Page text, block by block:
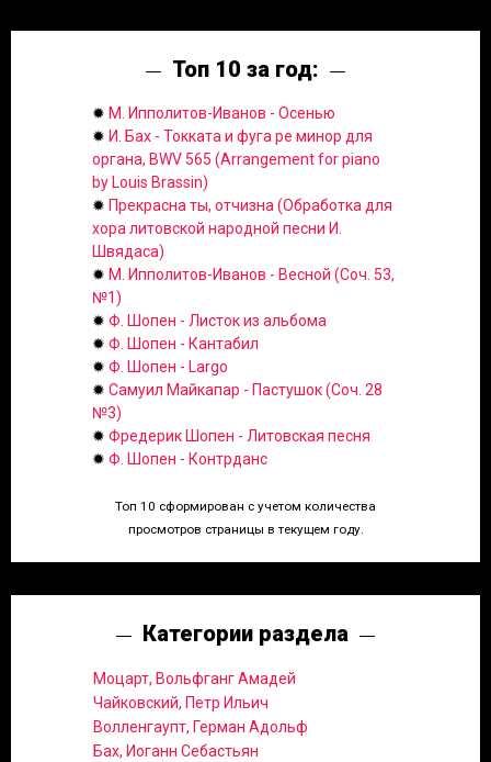
Топ 10 за год:
✹ М. Ипполитов-Иванов - Осенью
✹ И. Бах - Токката и фуга ре минор для
органа, BWV 565 (Arrangement for piano
by Louis Brassin)
✹ Прекрасна ты, отчизна (Обработка для
хора литовской народной песни И.
Швядаса)
✹ М. Ипполитов-Иванов - Весной (Соч. 53,
№1)
✹ Ф. Шопен - Листок из альбома
✹ Ф. Шопен - Кантабил
✹ Ф. Шопен - Largo
✹ Самуил Майкапар - Пастушок (Соч. 28
№3)
✹ Фредерик Шопен - Литовская песня
✹ Ф. Шопен - Контрданс
Топ 10 сформирован с учетом количества
просмотров страницы в текущем году.
Категории раздела
Моцарт, Вольфганг Амадей
Чайковский, Петр Ильич
Волленгаупт, Герман Адольф
Бах, Иоганн Себастьян